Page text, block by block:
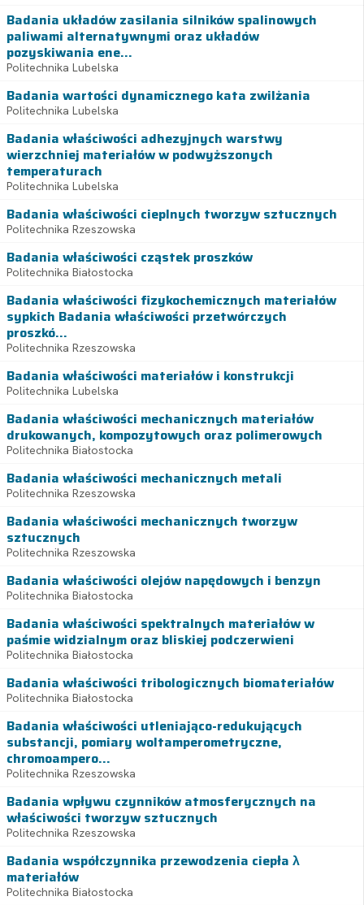
Badania układów zasilania silników spalinowych
paliwami alternatywnymi oraz układów
pozyskiwania ene...
Politechnika Lubelska
Badania wartości dynamicznego kata zwilżania
Politechnika Lubelska
Badania właściwości adhezyjnych warstwy
wierzchniej materiałów w podwyższonych
temperaturach
Politechnika Lubelska
Badania właściwości cieplnych tworzyw sztucznych
Politechnika Rzeszowska
Badania właściwości cząstek proszków
Politechnika Białostocka
Badania właściwości fizykochemicznych materiałów
sypkich Badania właściwości przetwórczych
proszkó...
Politechnika Rzeszowska
Badania właściwości materiałów i konstrukcji
Politechnika Lubelska
Badania właściwości mechanicznych materiałów
drukowanych, kompozytowych oraz polimerowych
Politechnika Białostocka
Badania właściwości mechanicznych metali
Politechnika Rzeszowska
Badania właściwości mechanicznych tworzyw
sztucznych
Politechnika Rzeszowska
Badania właściwości olejów napędowych i benzyn
Politechnika Białostocka
Badania właściwości spektralnych materiałów w
paśmie widzialnym oraz bliskiej podczerwieni
Politechnika Białostocka
Badania właściwości tribologicznych biomateriałów
Politechnika Białostocka
Badania właściwości utleniająco-redukujących
substancji, pomiary woltamperometryczne,
chromoampero...
Politechnika Rzeszowska
Badania wpływu czynników atmosferycznych na
właściwości tworzyw sztucznych
Politechnika Rzeszowska
Badania współczynnika przewodzenia ciepła λ
materiałów
Politechnika Białostocka